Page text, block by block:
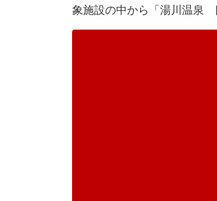
象施設の中から「湯川温泉